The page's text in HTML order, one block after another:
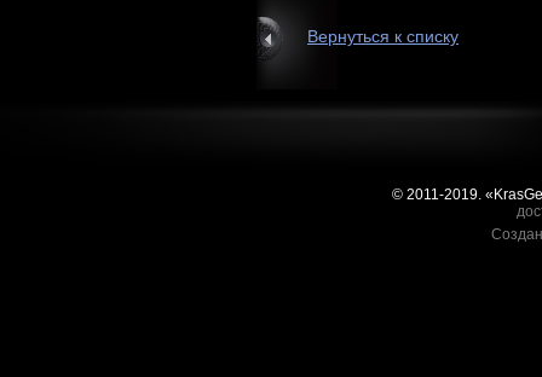
Вернуться к списку
© 2011-2019.